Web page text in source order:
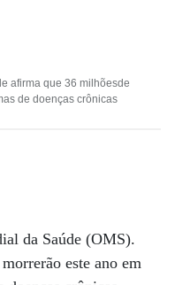
afirma que 36 milhõesde
de doenças crônicas
da Saúde (OMS).
este ano em